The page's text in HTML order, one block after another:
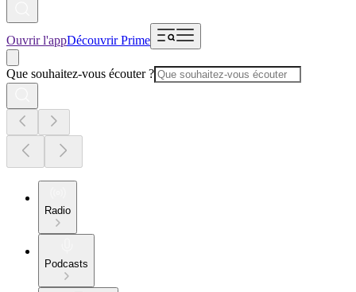
Ouvrir l'appDécouvrir Prime
Que souhaitez-vous écouter ?
Radio
Podcasts